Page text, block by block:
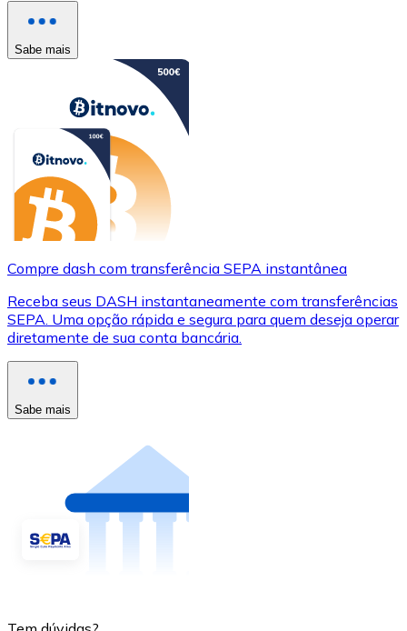
Sabe mais
Compre dash com transferência SEPA instantânea
Receba seus DASH instantaneamente com transferências
SEPA. Uma opção rápida e segura para quem deseja operar
diretamente de sua conta bancária.
Sabe mais